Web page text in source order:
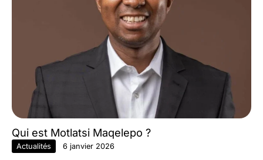
Qui est Motlatsi Maqelepo ?
Actualités 6 janvier 2026